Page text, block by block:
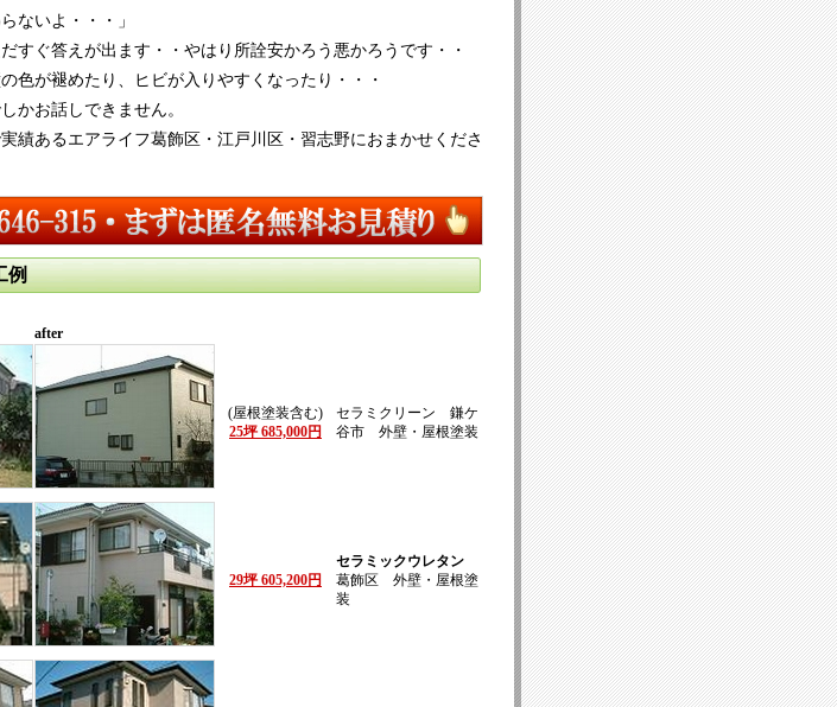
ないよ・・・」
すぐ答えが出ます・・やはり所詮安かろう悪かろうです・・
色が褪めたり、ヒビが入りやすくなったり・・・
かお話しできません。
績あるエアライフ葛飾区・江戸川区・習志野におまかせくださ
after
(屋根塗装含む)
25坪 685,000円
セラミクリーン 鎌ケ
谷市 外壁・屋根塗装
29坪 605,200円
セラミックウレタン
葛飾区 外壁・屋根塗
装